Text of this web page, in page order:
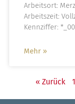
Arbeitsort:
Arbeitszeit:
Kennziffer:
Mehr »
« Zurück 1